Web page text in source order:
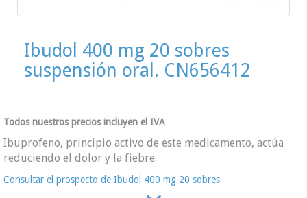
Ibudol 400 mg 20 sobres
suspensión oral. CN656412
Todos nuestros precios incluyen el IVA
Ibuprofeno, principio activo de este medicamento, actúa
reduciendo el dolor y la fiebre.
Consultar el prospecto de Ibudol 400 mg 20 sobres